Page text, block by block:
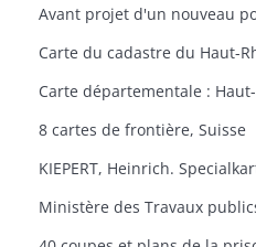
Carte du cadastre du Haut-
8 cartes de frontière, Suisse